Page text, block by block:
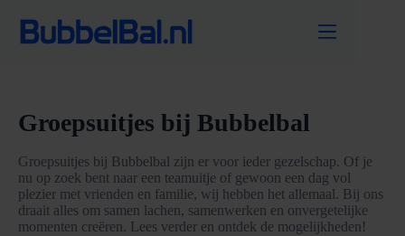
naar
Groepsuitjes bij Bubbelbal
Groepsuitjes bij Bubbelbal zijn er voor ieder gezelschap. Of je
nu op zoek bent naar een teamuitje of gewoon een dag vol
plezier met vrienden en familie, wij hebben het allemaal. Bij ons
draait alles om samen lachen, samenwerken en onvergetelijke
momenten creëren. Lees verder en ontdek de mogelijkheden!